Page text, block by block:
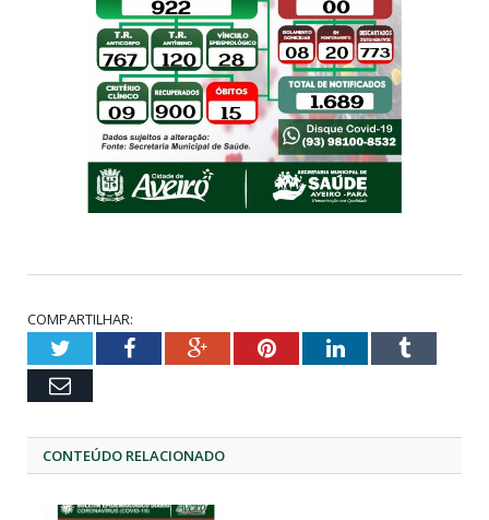
COMPARTILHAR:
TwitterFacebookGoogle+PinterestLinkedInTumblr
Email
CONTEÚDO RELACIONADO